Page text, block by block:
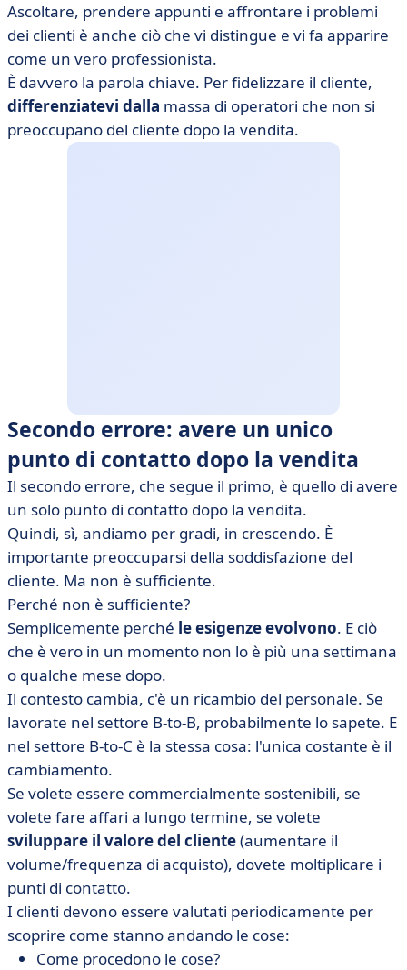
Ascoltare, prendere appunti e affrontare i problemi
dei clienti è anche ciò che vi distingue e vi fa apparire
come un vero professionista.
È davvero la parola chiave. Per fidelizzare il cliente,
differenziatevi dalla massa di operatori che non si
preoccupano del cliente dopo la vendita.
Secondo errore: avere un unico
punto di contatto dopo la vendita
Il secondo errore, che segue il primo, è quello di avere
un solo punto di contatto dopo la vendita.
Quindi, sì, andiamo per gradi, in crescendo. È
importante preoccuparsi della soddisfazione del
cliente. Ma non è sufficiente.
Perché non è sufficiente?
Semplicemente perché le esigenze evolvono. E ciò
che è vero in un momento non lo è più una settimana
o qualche mese dopo.
Il contesto cambia, c'è un ricambio del personale. Se
lavorate nel settore B-to-B, probabilmente lo sapete. E
nel settore B-to-C è la stessa cosa: l'unica costante è il
cambiamento.
Se volete essere commercialmente sostenibili, se
volete fare affari a lungo termine, se volete
sviluppare il valore del cliente(aumentare il
volume/frequenza di acquisto), dovete moltiplicare i
punti di contatto.
I clienti devono essere valutati periodicamente per
scoprire come stanno andando le cose:
Come procedono le cose?